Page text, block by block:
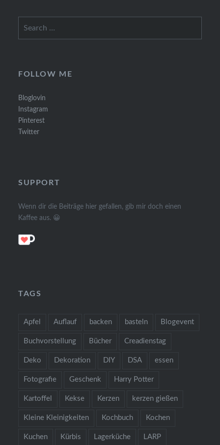
FOLLOW ME
Bloglovin
Instagram
Pinterest
Twitter
SUPPORT
Wenn dir die Beiträge hier gefallen, gib mir doch einen
Kaffee aus. 😀
TAGS
Apfel Auflauf backen basteln Blogevent
Buchvorstellung Bücher Creadienstag
Deko Dekoration DIY DSA essen
Fotografie Geschenk Harry Potter
Kartoffel Kekse Kerzen kerzen gießen
Kleine Kleinigkeiten Kochbuch Kochen
Kuchen Kürbis Lagerküche LARP